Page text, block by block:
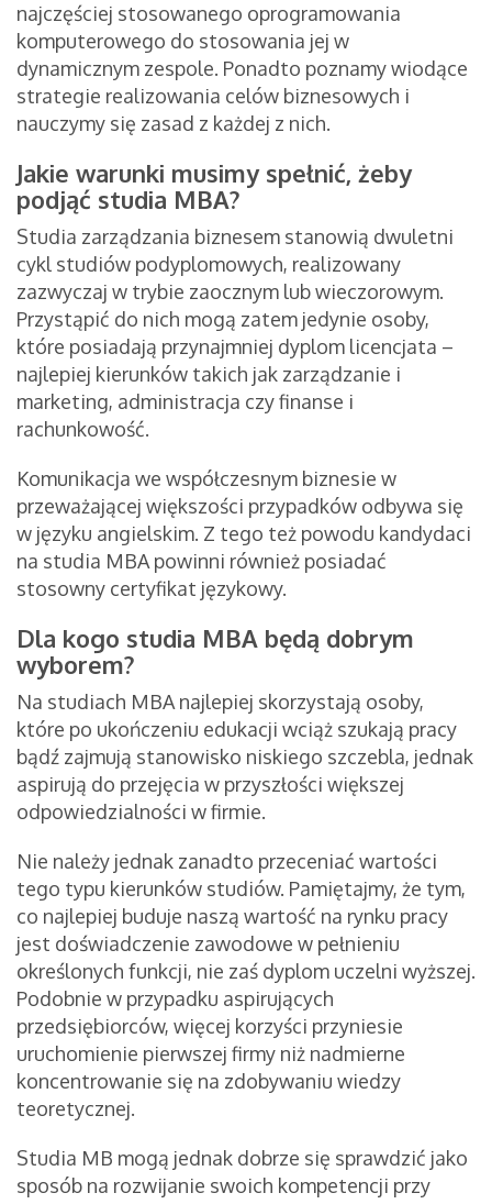
najczęściej stosowanego oprogramowania
komputerowego do stosowania jej w
dynamicznym zespole. Ponadto poznamy wiodące
strategie realizowania celów biznesowych i
nauczymy się zasad z każdej z nich.
Jakie warunki musimy spełnić, żeby
podjąć studia MBA?
Studia zarządzania biznesem stanowią dwuletni
cykl studiów podyplomowych, realizowany
zazwyczaj w trybie zaocznym lub wieczorowym.
Przystąpić do nich mogą zatem jedynie osoby,
które posiadają przynajmniej dyplom licencjata –
najlepiej kierunków takich jak zarządzanie i
marketing, administracja czy finanse i
rachunkowość.
Komunikacja we współczesnym biznesie w
przeważającej większości przypadków odbywa się
w języku angielskim. Z tego też powodu kandydaci
na studia MBA powinni również posiadać
stosowny certyfikat językowy.
Dla kogo studia MBA będą dobrym
wyborem?
Na studiach MBA najlepiej skorzystają osoby,
które po ukończeniu edukacji wciąż szukają pracy
bądź zajmują stanowisko niskiego szczebla, jednak
aspirują do przejęcia w przyszłości większej
odpowiedzialności w firmie.
Nie należy jednak zanadto przeceniać wartości
tego typu kierunków studiów. Pamiętajmy, że tym,
co najlepiej buduje naszą wartość na rynku pracy
jest doświadczenie zawodowe w pełnieniu
określonych funkcji, nie zaś dyplom uczelni wyższej.
Podobnie w przypadku aspirujących
przedsiębiorców, więcej korzyści przyniesie
uruchomienie pierwszej firmy niż nadmierne
koncentrowanie się na zdobywaniu wiedzy
teoretycznej.
Studia MB mogą jednak dobrze się sprawdzić jako
sposób na rozwijanie swoich kompetencji przy